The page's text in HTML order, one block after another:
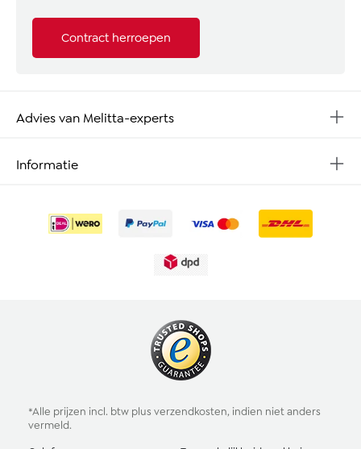
Contract herroepen
Advies van Melitta-experts
Informatie
*Alle prijzen incl. btw plus verzendkosten, indien niet anders
vermeld.